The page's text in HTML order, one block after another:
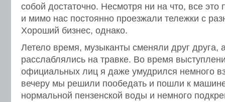
собой достаточно. Несмотря ни на что, все это
и мимо нас постоянно проезжали тележки с
Хороший бизнес, однако.
Летело время, музыканты сменяли друг
расслаблялись на травке. Во время
официальных лиц я даже умудрился немного
вечеру мы решили пообедать и пошли к
нормальной пензенской воды и немного